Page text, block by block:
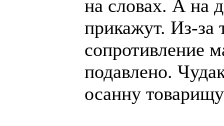
на словах. А на
прикажут. Из-за
сопротивление
подавлено.
осанну